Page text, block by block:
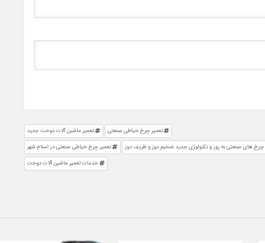
تعمیر چرخ خیاطی صنعتی
تعمیر ماشین آلات دوخت جدید
چرخ های صنعتی به روز و تکنولوژی جدید ضخیم دوز و ظریف دوز
تعمیر چرخ خیاطی صنعتی در اسلام شهر
خدمات تعمیر ماشین آلات دوخت